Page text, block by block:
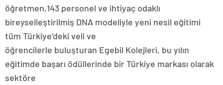
öğretmen,143 personel ve ihtiyaç odaklı
bireyselleştirilmiş DNA modeliyle yeni nesil eğitimi
tüm Türkiye’deki veli ve
öğrencilerle buluşturan Egebil Kolejleri, bu yılın
eğitimde başarı ödüllerinde bir Türkiye markası olarak
sektöre